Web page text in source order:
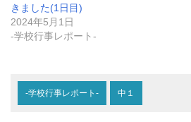
きました(1日目)
2024年5月1日
-学校行事レポート-
-学校行事レポート- 中１